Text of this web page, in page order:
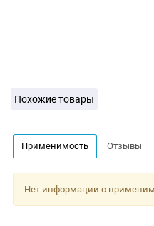
Похожие товары
Применимость Отзывы
Нет информации о